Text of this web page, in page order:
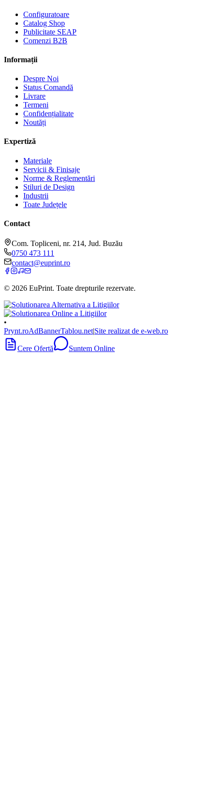
Configuratoare
Catalog Shop
Publicitate SEAP
Comenzi B2B
Informații
Despre Noi
Status Comandă
Livrare
Termeni
Confidențialitate
Noutăți
Expertiză
Materiale
Servicii & Finisaje
Norme & Reglementări
Stiluri de Design
Industrii
Toate Județele
Contact
Com. Topliceni, nr. 214, Jud. Buzău
0750 473 111
contact@euprint.ro
© 2026 EuPrint. Toate drepturile rezervate.
•
Prynt.roAdBannerTablou.net|Site realizat de e-web.ro
Cere Ofertă Suntem Online